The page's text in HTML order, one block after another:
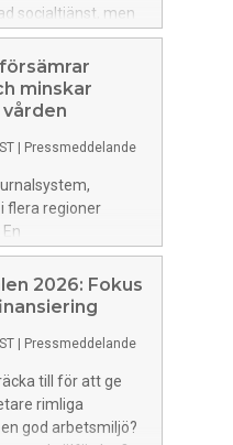
socialtjänst, men
inte bara
styrning. Det
resurser och
ett
minskar
Pressmeddelande
flera regioner
fackförbundet Vision larmar
även slår
2026: Fokus
Pressmeddelande
till för att ge
rimliga
god arbetsmiljö?